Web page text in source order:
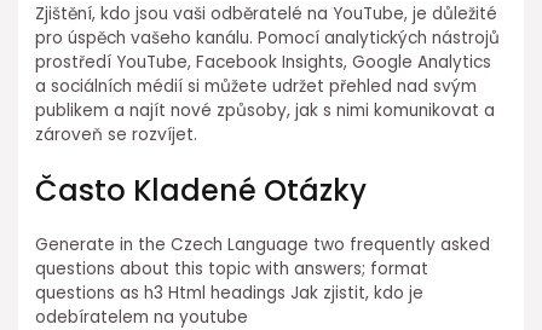
Zjištění, kdo jsou vaši odběratelé na YouTube, je důležité
pro úspěch vašeho kanálu. Pomocí analytických nástrojů
prostředí YouTube, Facebook Insights, Google Analytics
a sociálních médií si můžete udržet přehled nad svým
publikem a najít nové způsoby, jak s nimi komunikovat a
zároveň se rozvíjet.
Často Kladené Otázky
Generate in the Czech Language two frequently asked
questions about this topic with answers; format
questions as h3 Html headings Jak zjistit, kdo je
odebíratelem na youtube